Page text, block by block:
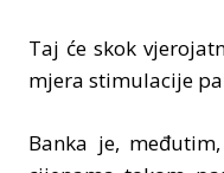
Taj će skok
mjera stimulacije
Banka je,